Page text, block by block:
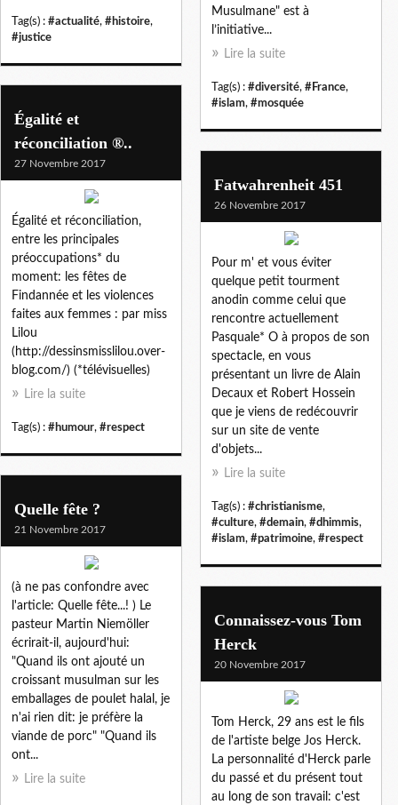
Tag(s) : #actualité, #histoire,
#justice
Musulmane" est à
l’initiative...
Lire la suite
Tag(s) : #diversité, #France,
#islam, #mosquée
Égalité et
réconciliation ®..
27 Novembre 2017
Égalité et réconciliation,
entre les principales
préoccupations* du
moment: les fêtes de
Findannée et les violences
faites aux femmes : par miss
Lilou
(http://dessinsmisslilou.over-
blog.com/) (*télévisuelles)
Lire la suite
Tag(s) : #humour, #respect
Fatwahrenheit 451
26 Novembre 2017
Pour m' et vous éviter
quelque petit tourment
anodin comme celui que
rencontre actuellement
Pasquale* O à propos de son
spectacle, en vous
présentant un livre de Alain
Decaux et Robert Hossein
que je viens de redécouvrir
sur un site de vente
d'objets...
Lire la suite
Tag(s) : #christianisme,
#culture, #demain, #dhimmis,
#islam, #patrimoine, #respect
Quelle fête ?
21 Novembre 2017
(à ne pas confondre avec
l'article: Quelle fête...! ) Le
pasteur Martin Niemöller
écrirait-il, aujourd'hui:
"Quand ils ont ajouté un
croissant musulman sur les
emballages de poulet halal, je
n'ai rien dit: je préfère la
viande de porc" "Quand ils
ont...
Lire la suite
Connaissez-vous Tom
Herck
20 Novembre 2017
Tom Herck, 29 ans est le fils
de l'artiste belge Jos Herck.
La personnalité d'Herck parle
du passé et du présent tout
au long de son travail: c'est